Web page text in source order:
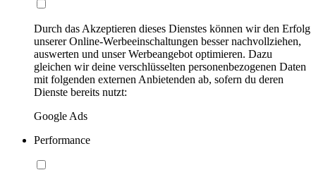
Durch das Akzeptieren dieses Dienstes können wir den Erfolg
unserer Online-Werbeeinschaltungen besser nachvollziehen,
auswerten und unser Werbeangebot optimieren. Dazu
gleichen wir deine verschlüsselten personenbezogenen Daten
mit folgenden externen Anbietenden ab, sofern du deren
Dienste bereits nutzt:
Google Ads
Performance